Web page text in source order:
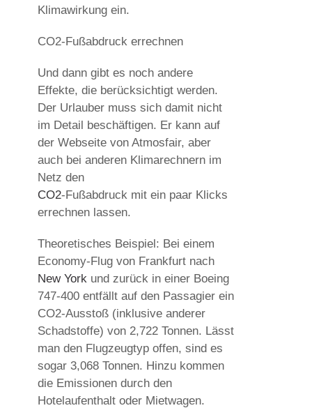
Klimawirkung ein.
CO2-Fußabdruck errechnen
Und dann gibt es noch andere
Effekte, die berücksichtigt werden.
Der Urlauber muss sich damit nicht
im Detail beschäftigen. Er kann auf
der Webseite von Atmosfair, aber
auch bei anderen Klimarechnern im
Netz den
CO2-Fußabdruck mit ein paar Klicks
errechnen lassen.
Theoretisches Beispiel: Bei einem
Economy-Flug von Frankfurt nach
New York und zurück in einer Boeing
747-400 entfällt auf den Passagier ein
CO2-Ausstoß (inklusive anderer
Schadstoffe) von 2,722 Tonnen. Lässt
man den Flugzeugtyp offen, sind es
sogar 3,068 Tonnen. Hinzu kommen
die Emissionen durch den
Hotelaufenthalt oder Mietwagen.